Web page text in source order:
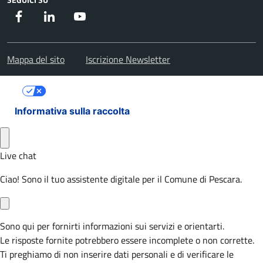
Facebook Instagram
Mappa del sito Iscrizione Newsletter
Informativa sulla raccolta
Le tue preferenze relative alla privacy